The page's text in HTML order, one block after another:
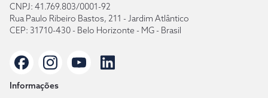
CNPJ: 41.769.803/0001-92
Rua Paulo Ribeiro Bastos, 211 - Jardim Atlântico
CEP: 31710-430 - Belo Horizonte - MG - Brasil
Informações